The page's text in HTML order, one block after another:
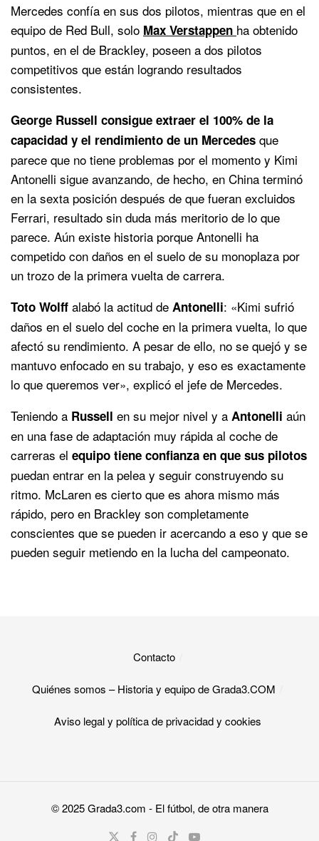
Mercedes confía en sus dos pilotos, mientras que en el
equipo de Red Bull, solo Max Verstappen ha obtenido
puntos, en el de Brackley, poseen a dos pilotos
competitivos que están logrando resultados
consistentes.
George Russell consigue extraer el 100% de la
capacidad y el rendimiento de un Mercedes que
parece que no tiene problemas por el momento y Kimi
Antonelli sigue avanzando, de hecho, en China terminó
en la sexta posición después de que fueran excluidos
Ferrari, resultado sin duda más meritorio de lo que
parece. Aún existe historia porque Antonelli ha
competido con daños en el suelo de su monoplaza por
un trozo de la primera vuelta de carrera.
Toto Wolff alabó la actitud de Antonelli: «Kimi sufrió
daños en el suelo del coche en la primera vuelta, lo que
afectó su rendimiento. A pesar de ello, no se quejó y se
mantuvo enfocado en su trabajo, y eso es exactamente
lo que queremos ver», explicó el jefe de Mercedes.
Teniendo a Russell en su mejor nivel y a Antonelli aún
en una fase de adaptación muy rápida al coche de
carreras el equipo tiene confianza en que sus pilotos
puedan entrar en la pelea y seguir construyendo su
ritmo. McLaren es cierto que es ahora mismo más
rápido, pero en Brackley son completamente
conscientes que se pueden ir acercando a eso y que se
pueden seguir metiendo en la lucha del campeonato.
Contacto
Quiénes somos – Historia y equipo de Grada3.COM
Aviso legal y política de privacidad y cookies​
© 2025Grada3.com - El fútbol, de otra manera